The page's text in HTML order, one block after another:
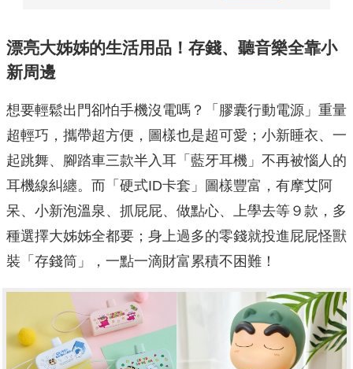
漂亮大姊姊的生活用品！存錢、聽音樂全靠小
新周邊
想要輕鬆出門卻怕手機沒電嗎？「膠囊行動電源」重量
超輕巧，攜帶超方便，圖樣也是超可愛；小新睡衣、一
起跳舞、腳踏車三款半入耳「藍牙耳機」不再被惱人的
耳機線糾纏。而「硬式ID卡套」圖樣豐富，有摩艾阿
呆、小新泡溫泉、抓屁屁、做點心、上學去等９款，多
種選擇大姊姊全都要；身上過多的零錢就投進屁屁怪獸
裝「存錢筒」，一點一滴財富累積不困難！